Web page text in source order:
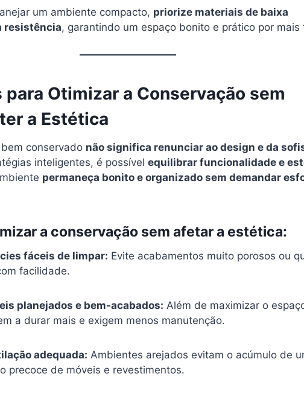
um ambiente compacto, priorize materiais de baixa
resistência, garantindo um espaço bonito e prático por mais
Otimizar a Conservação sem
a Estética
conservado não significa renunciar ao design e da
inteligentes, é possível equilibrar funcionalidade e
permaneça bonito e organizado sem demandar
a conservação sem afetar a estética:
fáceis de limpar: Evite acabamentos muito porosos ou
facilidade.
planejados e bem-acabados: Além de maximizar o
a durar mais e exigem menos manutenção.
adequada: Ambientes arejados evitam o acúmulo de
precoce de móveis e revestimentos.